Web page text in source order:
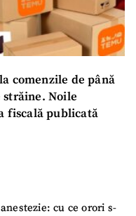
comenzile de până
străine. Noile
fiscală publicată
cu ce orori s-